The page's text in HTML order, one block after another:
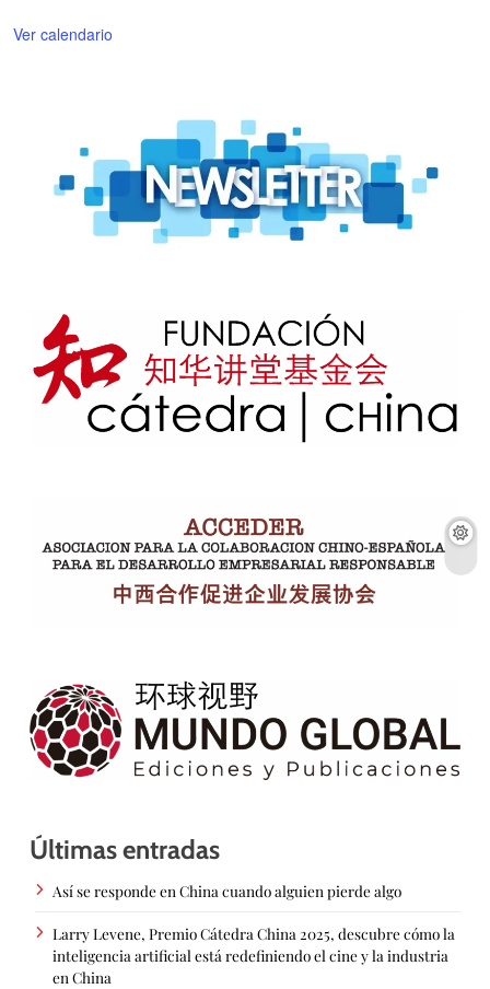
Ver calendario
Últimas entradas
Así se responde en China cuando alguien pierde algo
Larry Levene, Premio Cátedra China 2025, descubre cómo la
inteligencia artificial está redefiniendo el cine y la industria
en China